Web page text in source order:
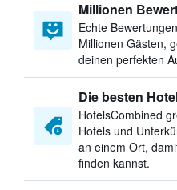
Millionen
Echte
Millionen Gästen,
deinen perfekten
Die besten
HotelsCombined
Hotels und
an einem Ort,
finden kannst.